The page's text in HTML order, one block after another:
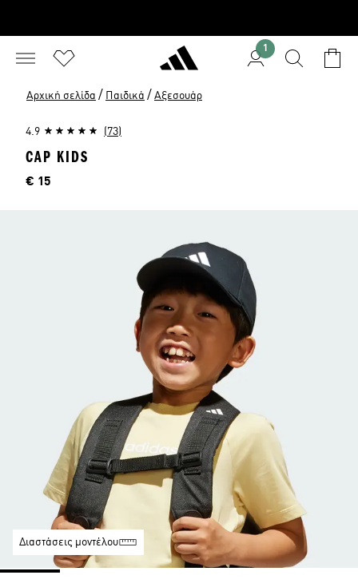
1
Αρχική σελίδα / Παιδικά / Αξεσουάρ
4.9 (73)
CAP KIDS
Τιμή
€ 15
Διαστάσεις μοντέλου